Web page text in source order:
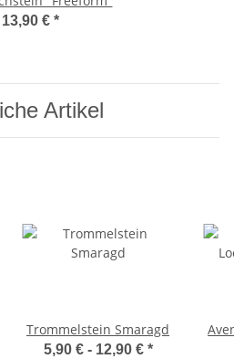
13,90 € *
Artikel
Trommelstein Smaragd
5,90 € - 12,90 € *